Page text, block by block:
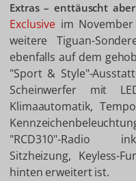
Extras – enttäuscht
Exclusive im
weitere Tiguan-
ebenfalls auf dem
"Sport & Style"-
Scheinwerfer mit
Klimaautomatik,
"RCD310"-Radio
Sitzheizung, Keyless-
hinten erweitert ist.